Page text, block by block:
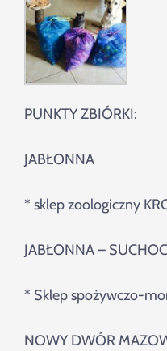
PUNKTY ZBIÓRKI:
JABŁONNA
* sklep zoologiczny
JABŁONNA –
* Sklep spożywczo-
NOWY DWÓR